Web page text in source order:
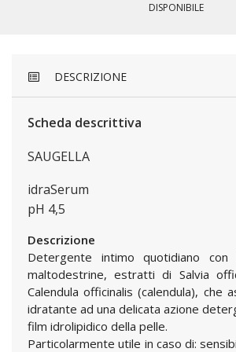
DISPONIBILE
DESCRIZIONE
Scheda descrittiva
SAUGELLA
idraSerum
pH 4,5
Descrizione
Detergente intimo quotidiano
maltodestrine, estratti di Salvia
Calendula officinalis (calendula), che
idratante ad una delicata azione
film idrolipidico della pelle.
Particolarmente utile in caso di: